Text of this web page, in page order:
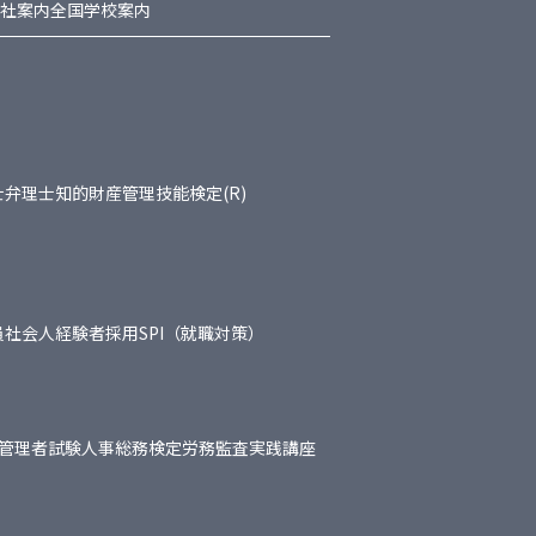
案内全国学校案内
弁理士知的財産管理技能検定(R)
社会人経験者採用SPI（就職対策）
理者試験人事総務検定労務監査実践講座